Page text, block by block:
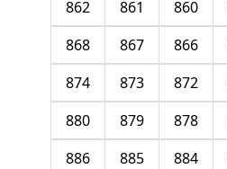
860
861
862
866
867
868
872
873
874
878
879
880
884
885
886